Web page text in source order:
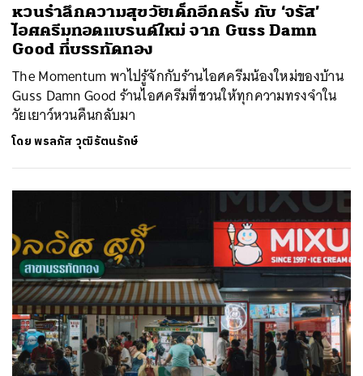
หวนรำลึกความสุขวัยเด็กอีกครั้ง กับ ‘จรัส’
ไอศครีมทอดแบรนด์ใหม่ จาก Guss Damn
Good ที่บรรทัดทอง
The Momentum พาไปรู้จักกับร้านไอศครีมน้องใหม่ของบ้าน
Guss Damn Good ร้านไอศครีมที่ชวนให้ทุกความทรงจำใน
วัยเยาว์หวนคืนกลับมา
โดยพรลภัส วุฒิรัตนรักษ์
ค้นหา
SHARE LINE EMAIL